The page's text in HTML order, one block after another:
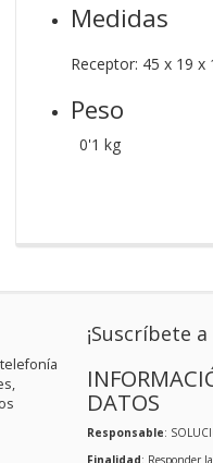
Medidas
Receptor: 45 x 19
Peso
0'1 kg
¡Suscríbete
DATOS
Responsable: